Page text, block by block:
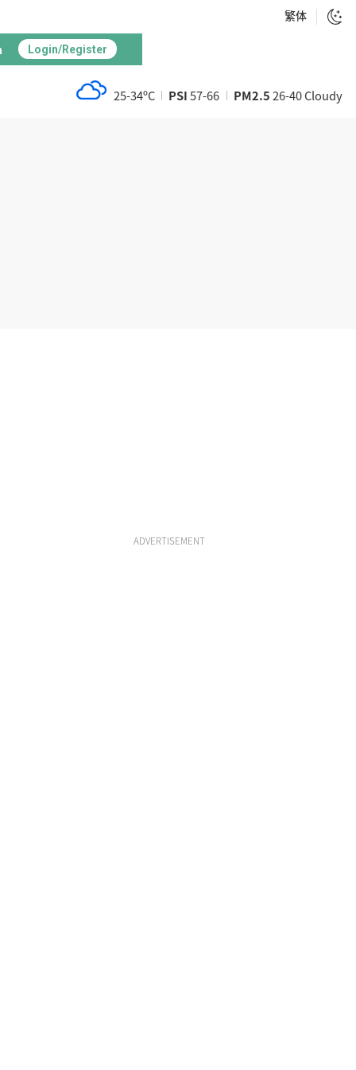
繁体
Login/Register
25-34ºC PSI57-66 PM2.526-40 Cloudy
ADVERTISEMENT